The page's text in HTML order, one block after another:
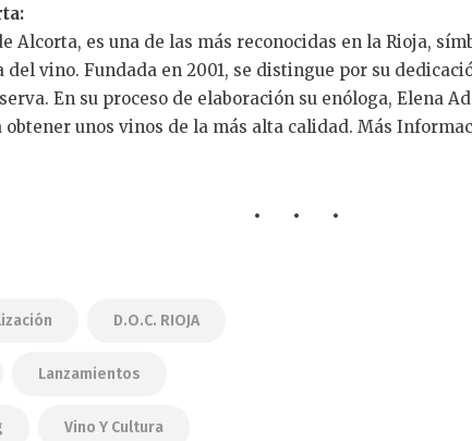
Alcorta, es una de las más reconocidas en la Rioja,
del vino. Fundada en 2001, se distingue por su
En su proceso de elaboración su enóloga, Elena
obtener unos vinos de la más alta calidad. Más
D.O.C. RIOJA
Lanzamientos
Vino Y Cultura